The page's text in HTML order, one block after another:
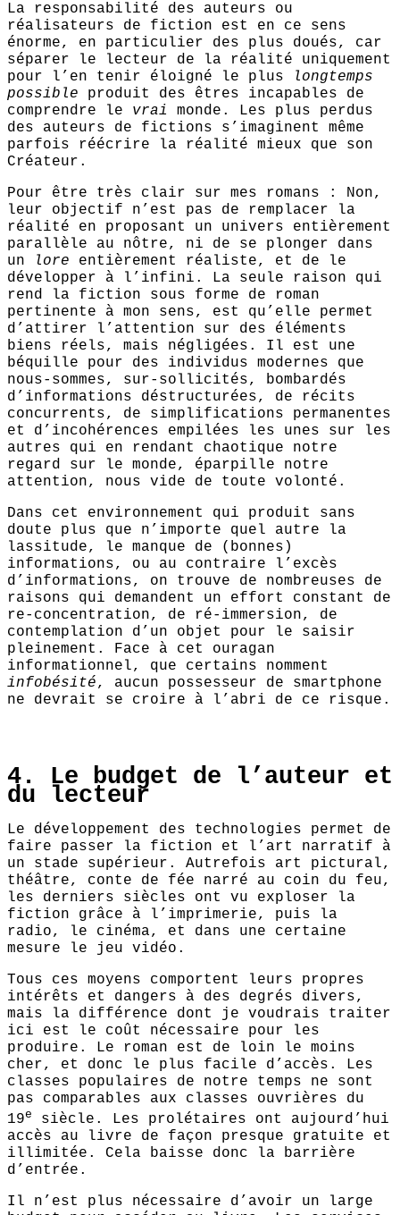
La responsabilité des auteurs ou
réalisateurs de fiction est en ce sens
énorme, en particulier des plus doués, car
séparer le lecteur de la réalité uniquement
pour l’en tenir éloigné le plus
longtemps
possible produit des êtres incapables de
comprendre le vrai
monde. Les plus perdus
des auteurs de fictions s’imaginent même
parfois réécrire la réalité mieux que son
Créateur.
Pour être très clair sur mes romans : Non,
leur objectif n’est pas de remplacer la
réalité en proposant un univers entièrement
parallèle au nôtre, ni de se plonger dans
un
lore entièrement réaliste, et de le
développer à l’infini. La seule raison qui
rend la fiction sous forme de roman
pertinente à mon sens, est qu’elle permet
d’attirer l’attention sur des éléments
biens réels, mais négligées. Il est une
béquille pour des individus modernes que
nous-sommes, sur-sollicités, bombardés
d’informations déstructurées, de récits
concurrents, de simplifications permanentes
et d’incohérences empilées les unes sur les
autres qui en rendant chaotique notre
regard sur le monde, éparpille notre
attention, nous vide de toute volonté.
Dans cet environnement qui produit sans
doute plus que n’importe quel autre la
lassitude, le manque de (bonnes)
informations, ou au contraire l’excès
d’informations, on trouve de nombreuses de
raisons qui demandent un effort constant de
re-concentration, de ré-immersion, de
contemplation d’un objet pour le saisir
pleinement. Face à cet ouragan
informationnel, que certains nomment
infobésité, aucun possesseur de smartphone
ne devrait se croire à l’abri de ce risque.
4. Le budget de l’auteur et
du lecteur
Le développement des technologies permet de
faire passer la fiction et l’art narratif à
un stade supérieur. Autrefois art pictural,
théâtre, conte de fée narré au coin du feu,
les derniers siècles ont vu exploser la
fiction grâce à l’imprimerie, puis la
radio, le cinéma, et dans une certaine
mesure le jeu vidéo.
Tous ces moyens comportent leurs propres
intérêts et dangers à des degrés divers,
mais la différence dont je voudrais traiter
ici est le coût nécessaire pour les
produire. Le roman est de loin le moins
cher, et donc le plus facile d’accès. Les
classes populaires de notre temps ne sont
pas comparables aux classes ouvrières du
19e
siècle. Les prolétaires ont aujourd’hui
accès au livre de façon presque gratuite et
illimitée. Cela baisse donc la barrière
d’entrée.
Il n’est plus nécessaire d’avoir un large